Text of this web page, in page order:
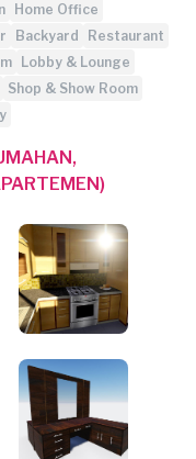
Home Office
Backyard
Restaurant
Lobby & Lounge
Shop & Show Room